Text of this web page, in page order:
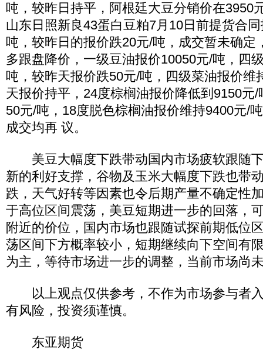
吨，较昨日持平，阿根廷大豆分销价在3950
山东日照新良43蛋白豆粕7月10日前提货合
吨，较昨日的报价跌20元/吨，成交暂未确定
多跟盘降价，一级豆油报价10050元/吨，四
吨，较昨天报价跌50元/吨，四级菜油报价维
天报价持平，24度棕榈油报价降低到9150元
50元/吨，18度脱色棕榈油报价维持9400元/
成交均再 议。
美豆大幅度下跌带动国内市场疲软跟随
新的利好支撑，谷物及玉米大幅度下跌也带
跌，天气好转等因素也令后期产量不确定性
于高位区间震荡，美豆短期进一步的回落，
附近的价位，国内市场也跟随试探前期低位
荡区间下方概率较小，短期继续向下空间有
为主，等待市场进一步的调整，当前市场尚
以上观点仅供参考，不作为市场参与者
有风险，投资须谨慎。
东亚期货